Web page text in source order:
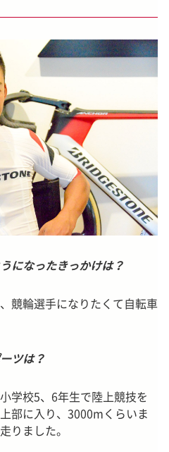
になったきっかけは？
競輪選手になりたくて自転車
ツは？
学校5、6年生で陸上競技を
部に入り、3000mくらいま
りました。